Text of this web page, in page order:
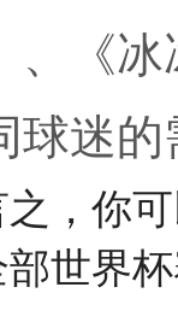
、《
球迷的
，你
世界